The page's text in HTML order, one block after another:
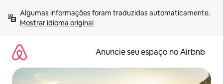
para
Mostrar idioma original
Anuncie seu espaço no Airbnb